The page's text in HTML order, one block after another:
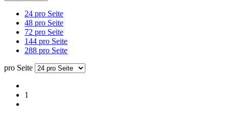
24 pro Seite
48 pro Seite
72 pro Seite
144 pro Seite
288 pro Seite
pro Seite
1